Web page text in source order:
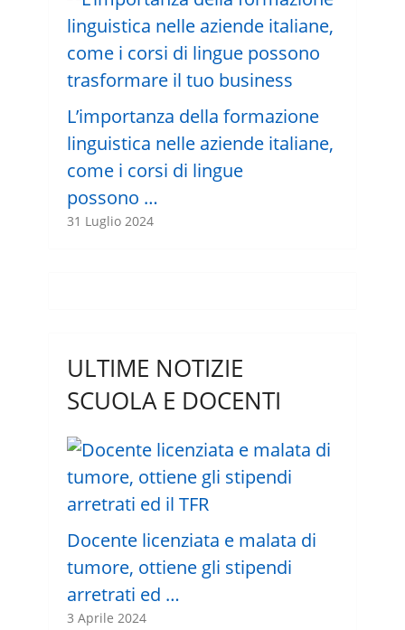
L’importanza della formazione
linguistica nelle aziende italiane,
come i corsi di lingue
possono …
31 Luglio 2024
ULTIME NOTIZIE
SCUOLA E DOCENTI
Docente licenziata e malata di
tumore, ottiene gli stipendi
arretrati ed …
3 Aprile 2024